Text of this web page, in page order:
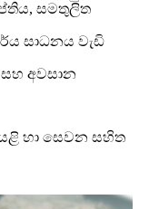
සමතුලිත
සාධනය වැඩි
අවසාන
හා සෙවන සහිත